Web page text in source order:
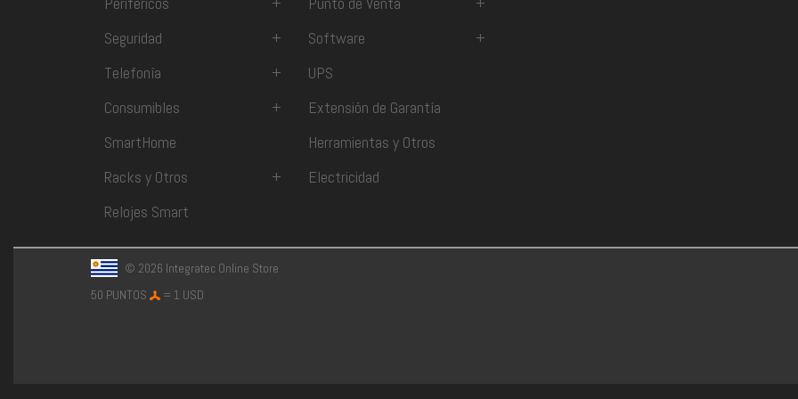
Seguridad
+ Software
+
Telefonía
+
UPS
Consumibles
+
Extensión de Garantía
SmartHome
Herramientas y Otros
Racks y Otros
+
Electricidad
Relojes Smart
© 2026 Integratec Online Store
50 PUNTOS
= 1 USD